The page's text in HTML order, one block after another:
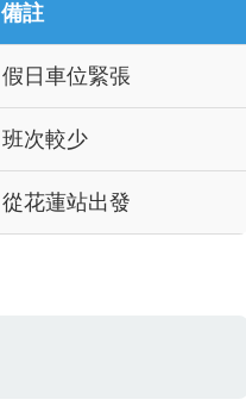
備註
假日車位緊張
班次較少
從花蓮站出發